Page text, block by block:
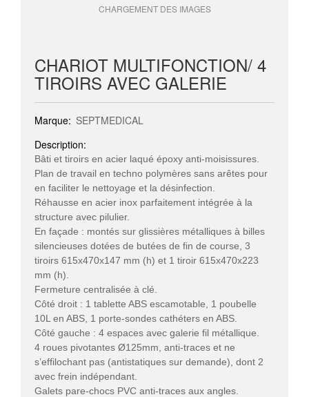
CHARGEMENT DES IMAGES
CHARIOT MULTIFONCTION/ 4
TIROIRS AVEC GALERIE
Marque: SEPTMEDICAL
Description:
Bâti et tiroirs en acier laqué époxy anti-moisissures.
Plan de travail en techno polymères sans arêtes pour
en faciliter le nettoyage et la désinfection.
Réhausse en acier inox parfaitement intégrée à la
structure avec pilulier.
En façade : montés sur glissières métalliques à billes
silencieuses dotées de butées de fin de course, 3
tiroirs 615x470x147 mm (h) et 1 tiroir 615x470x223
mm (h).
Fermeture centralisée à clé.
Côté droit : 1 tablette ABS escamotable, 1 poubelle
10L en ABS, 1 porte-sondes cathéters en ABS.
Côté gauche : 4 espaces avec galerie fil métallique.
4 roues pivotantes Ø125mm, anti-traces et ne
s’effilochant pas (antistatiques sur demande), dont 2
avec frein indépendant.
Galets pare-chocs PVC anti-traces aux angles.